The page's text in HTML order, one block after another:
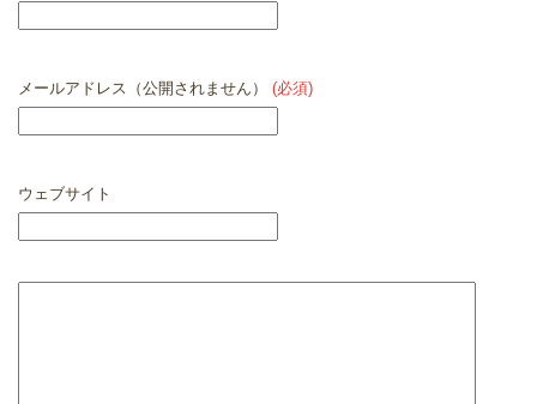
メールアドレス（公開されません） (必須)
ウェブサイト